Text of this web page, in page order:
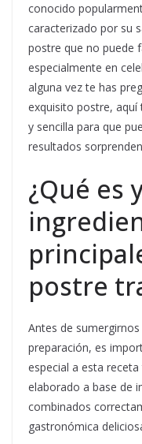
conocido
caracterizado por su
postre que no puede
especialmente en
alguna vez te has
exquisito postre,
y sencilla para que
resultados
¿Qué es
postre
Antes de
preparación, es
especial a esta
elaborado a base de
combinados
gastronómica